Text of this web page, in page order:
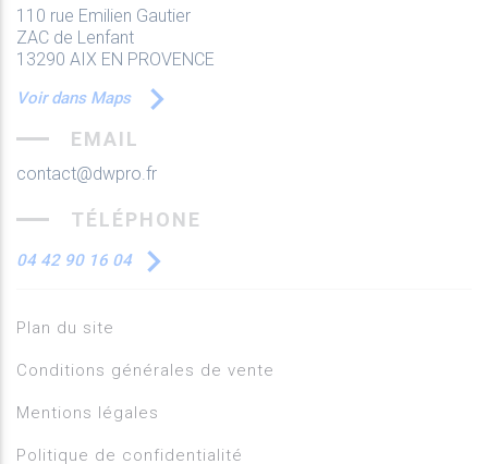
110 rue Emilien Gautier
ZAC de Lenfant
13290 AIX EN PROVENCE
Voir dans Maps
EMAIL
contact@dwpro.fr
TÉLÉPHONE
04 42 90 16 04
Plan du site
Conditions générales de vente
Mentions légales
Politique de confidentialité